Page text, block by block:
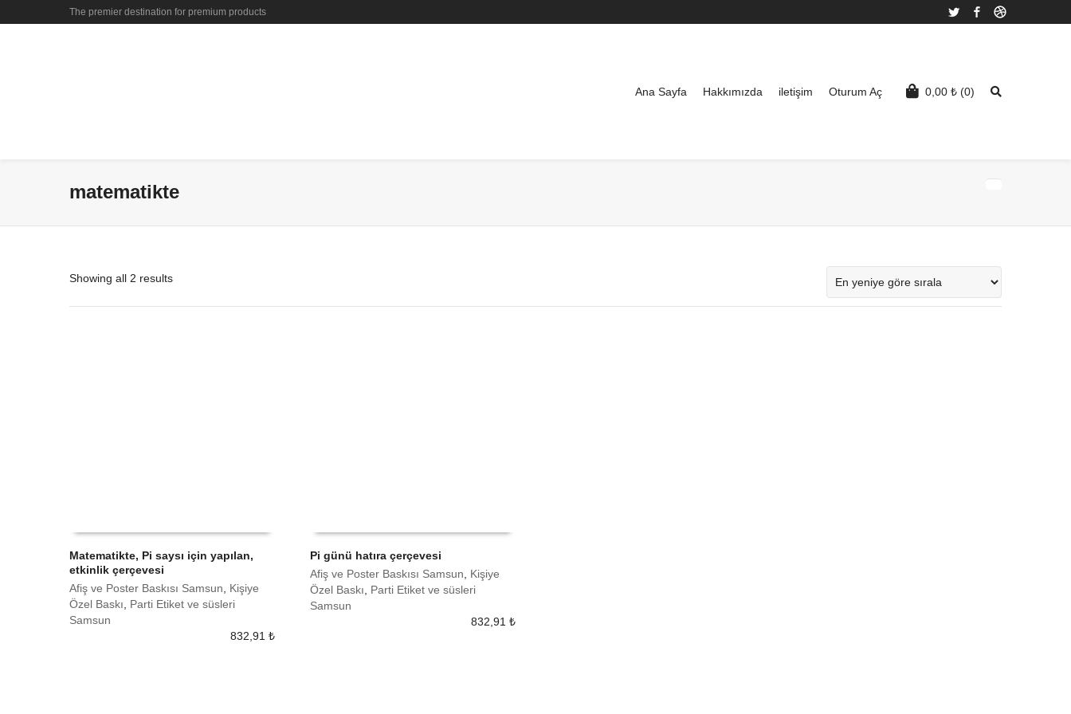
The premier destination for premium products Twitter Facebook
0,00 ₺ (0)
Ana Sayfa Hakkımızda iletişim Oturum Aç
matematikte
Showing all 2 results
Matematikte, Pi saysı için yapılan,
etkinlik çerçevesi
Afiş ve Poster Baskısı Samsun
Kişiye
Özel Baskı
Parti Etiket ve süsleri
Samsun
832,91 ₺
SEPETE EKLE
Pi günü hatıra çerçevesi
Afiş ve Poster Baskısı Samsun
Kişiye
Özel Baskı
Parti Etiket ve süsleri
Samsun
832,91₺